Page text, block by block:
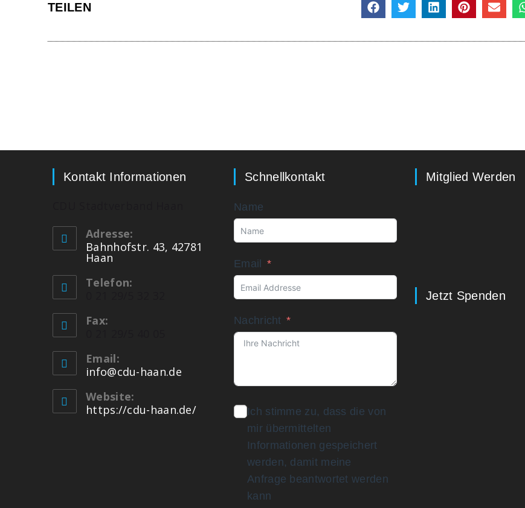
TEILEN
Kontakt Informationen
Adresse:
Bahnhofstr. 43, 42781
Haan
Telefon:
Fax:
Email:
info@cdu-haan.de
Website:
https://cdu-haan.de/
Schnellkontakt
Name
Email
Nachricht
Ich stimme zu, dass die von
mir übermittelten
Informationen gespeichert
werden, damit meine
Anfrage beantwortet werden
kann
Mitglied Werden
Jetzt Spenden